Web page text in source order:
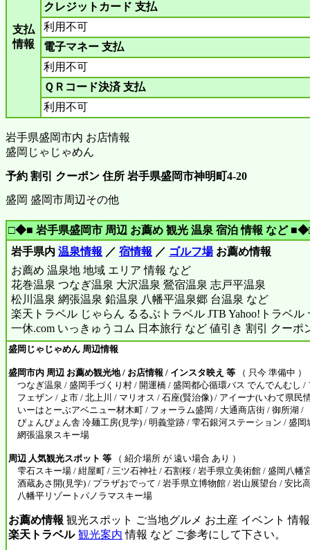
支払
情報
クレジットカード 支払
利用不可
電子マネー 支払
利用不可
ＱＲコード決済 支払
利用不可
岩手県盛岡市内 お店情報
盛岡じゃじゃめん
予約 割引 クーポン 住所 岩手県盛岡市神明町4-20
盛岡 盛岡市周辺その他
□◆■ 岩手県盛岡市 周辺 お薦め 観光 温泉 宿泊 情報 など
岩手県内 温泉情報 ／ 宿情報 ／ ゴルフ場お薦め情報
お薦め 温泉地 地域 エリア 情報 など
花巻温泉 つなぎ温泉 大沢温泉 鶯宿温泉 志戸平温泉
松川温泉 網張温泉 鉛温泉 八幡平温泉郷 台温泉 など
楽天トラベル じゃらん るるぶトラベル JTB Yahoo!トラベル
一休.com いっきゅうコム 日本旅行 など 値引き 割引 クーポ
盛岡じゃじゃめん 周辺情報
盛岡市内 周辺 お薦め観光地 / お店情報 / インスタ映え 等 （ 只今 準備中 ）
つなぎ温泉 / 盛岡手づくり村 / 開運橋 / 盛岡都心循環バス でんでんむし /
フェザン / よ市 / 北上川 / マリオス / 石座(賢治像) / アイーナ(いわて県民
いーはとーぶアベニュー材木町 / フォーラム盛岡 / 大通商店街 / 御所湖 /
ぴょんぴょん舎 冷麺工房(見学) / 明義堂跡 / 雫石銀河ステーション / 盛岡
網張温泉スキー場
周辺 人気観光スポット 等 （ 紹介場所 が 遠い場合 あり ）
雫石スキー場 / 紺屋町 / 三ツ石神社 / 石割桜 / 岩手県立美術館 / 盛岡八幡
酒蔵あさ開(見学) / プラザおでって / 岩手県立博物館 / 岩山展望台 / 安比
八幡平リゾートパノラマスキー場
お薦め情報 観光スポット ご当地グルメ お土産 イベント 情
楽天トラベル 観光案内 情報 など ご参考にして下さい。